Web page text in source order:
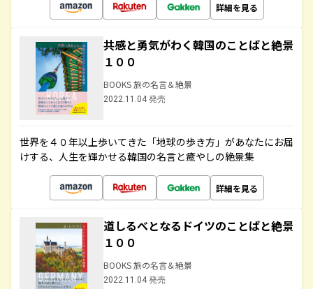
詳細を見る
共感と勇気がわく韓国のことばと絶景
１００
BOOKS 旅の名言＆絶景
2022.11.04 発売
世界を４０年以上歩いてきた「地球の歩き方」があなたにお届
けする、人生を輝かせる韓国の名言と癒やしの絶景集
詳細を見る
道しるべとなるドイツのことばと絶景
１００
BOOKS 旅の名言＆絶景
2022.11.04 発売